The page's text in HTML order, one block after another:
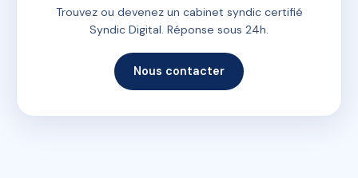
Trouvez ou devenez un cabinet syndic certifié
Syndic Digital. Réponse sous 24h.
Nous contacter